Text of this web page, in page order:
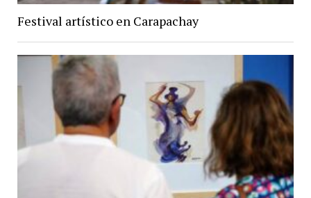
Festival artístico en Carapachay